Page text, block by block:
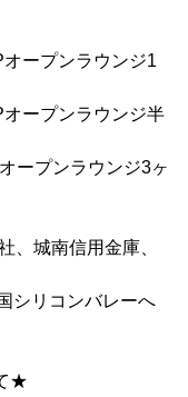
ープンラウンジ1
ープンラウンジ半
プンラウンジ3ヶ
、城南信用金庫、
シリコンバレーへ
★